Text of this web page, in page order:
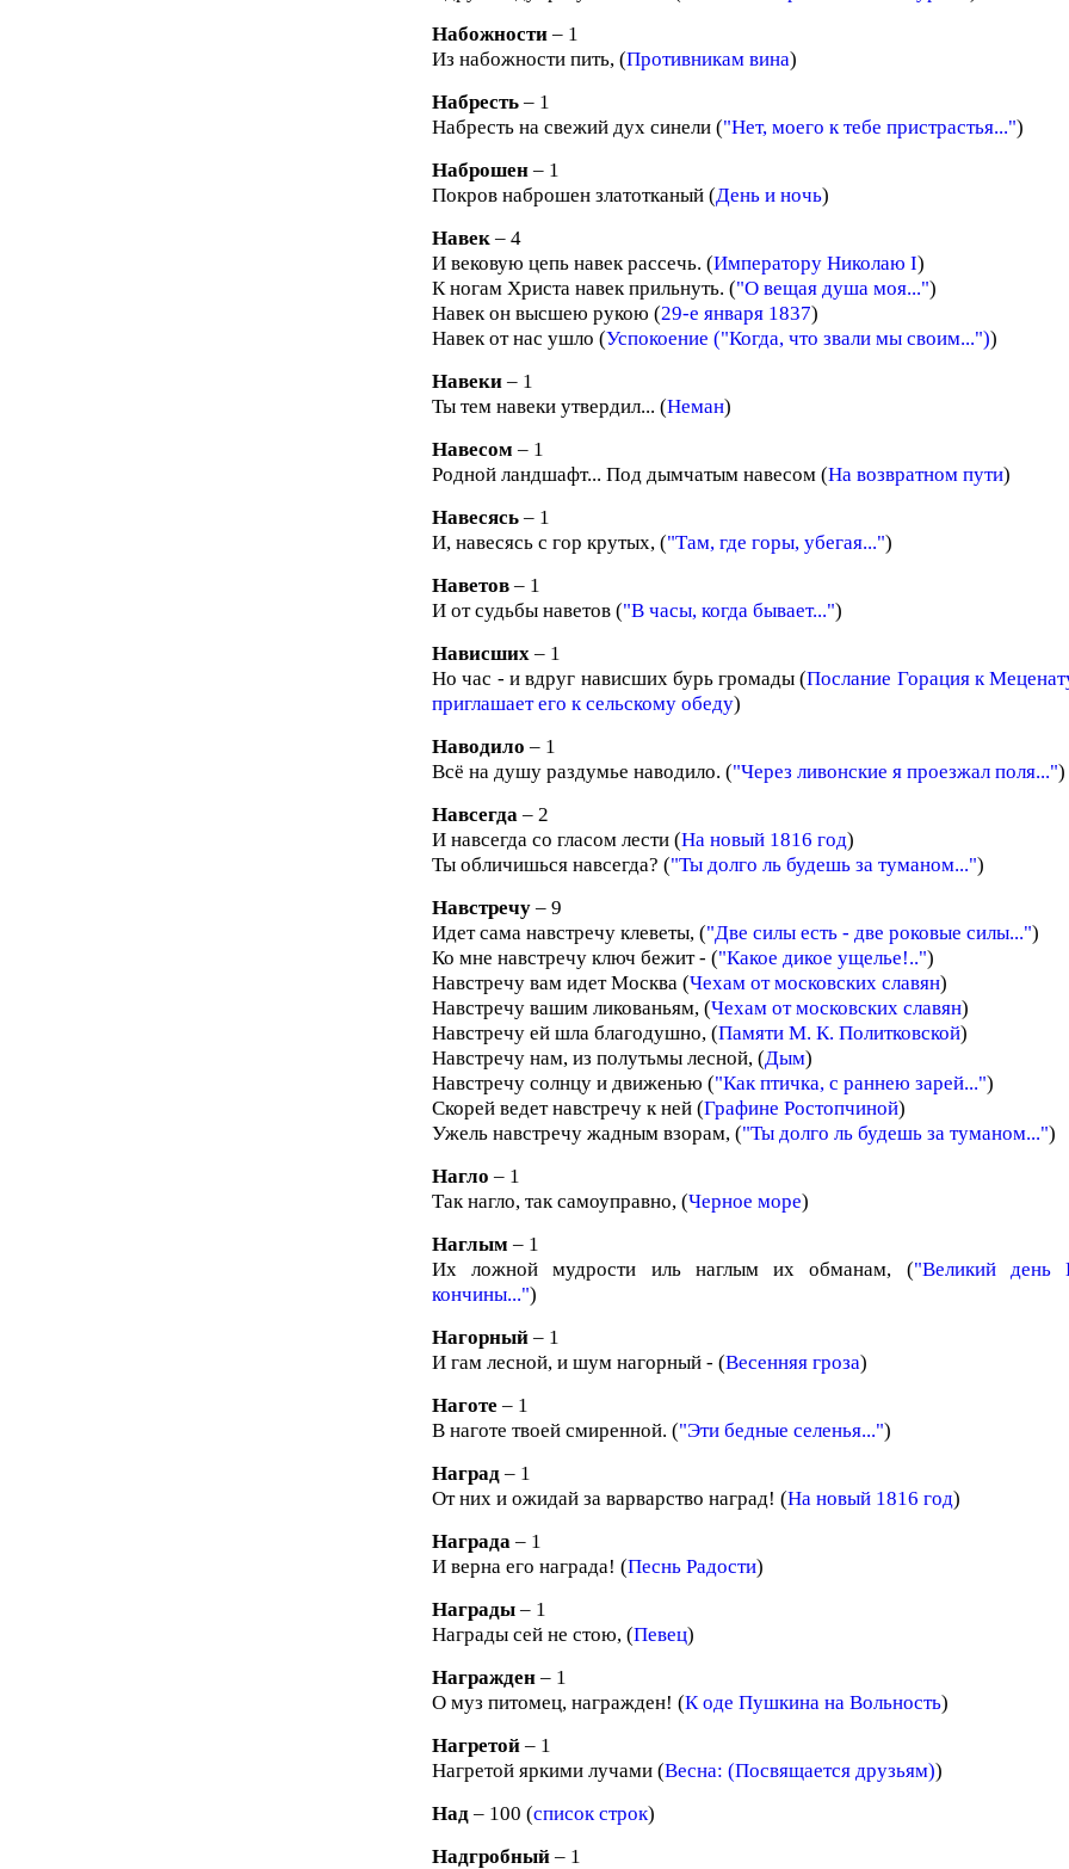
Набожности – 1
Из набожности пить, (Противникам вина)
Набресть – 1
Набресть на свежий дух синели ("Нет, моего к тебе пристрастья...")
Наброшен – 1
Покров наброшен златотканый (День и ночь)
Навек – 4
И вековую цепь навек рассечь. (Императору Николаю I)
К ногам Христа навек прильнуть. ("О вещая душа моя...")
Навек он высшею рукою (29-е января 1837)
Навек от нас ушло (Успокоение ("Когда, что звали мы своим..."))
Навеки – 1
Ты тем навеки утвердил... (Неман)
Навесом – 1
Родной ландшафт... Под дымчатым навесом (На возвратном пути)
Навесясь – 1
И, навесясь с гор крутых, ("Там, где горы, убегая...")
Наветов – 1
И от судьбы наветов ("В часы, когда бывает...")
Нависших – 1
Но час - и вдруг нависших бурь громады (Послание Горация к
приглашает его к сельскому обеду)
Наводило – 1
Всё на душу раздумье наводило. ("Через ливонские я проезжал поля...")
Навсегда – 2
И навсегда со гласом лести (На новый 1816 год)
Ты обличишься навсегда? ("Ты долго ль будешь за туманом...")
Навстречу – 9
Идет сама навстречу клеветы, ("Две силы есть - две роковые силы...")
Ко мне навстречу ключ бежит - ("Какое дикое ущелье!..")
Навстречу вам идет Москва (Чехам от московских славян)
Навстречу вашим ликованьям, (Чехам от московских славян)
Навстречу ей шла благодушно, (Памяти М. К. Политковской)
Навстречу нам, из полутьмы лесной, (Дым)
Навстречу солнцу и движенью ("Как птичка, с раннею зарей...")
Скорей ведет навстречу к ней (Графине Ростопчиной)
Ужель навстречу жадным взорам, ("Ты долго ль будешь за туманом...")
Нагло – 1
Так нагло, так самоуправно, (Черное море)
Наглым – 1
Их ложной мудрости иль наглым их обманам, ("Великий день
кончины...")
Нагорный – 1
И гам лесной, и шум нагорный - (Весенняя гроза)
Наготе – 1
В наготе твоей смиренной. ("Эти бедные селенья...")
Наград – 1
От них и ожидай за варварство наград! (На новый 1816 год)
Награда – 1
И верна его награда! (Песнь Радости)
Награды – 1
Награды сей не стою, (Певец)
Награжден – 1
О муз питомец, награжден! (К оде Пушкина на Вольность)
Нагретой – 1
Нагретой яркими лучами (Весна: (Посвящается друзьям))
Над – 100 (список строк)
Надгробный – 1